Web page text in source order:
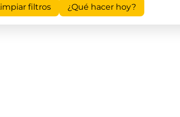
filtros ¿Qué hacer hoy?